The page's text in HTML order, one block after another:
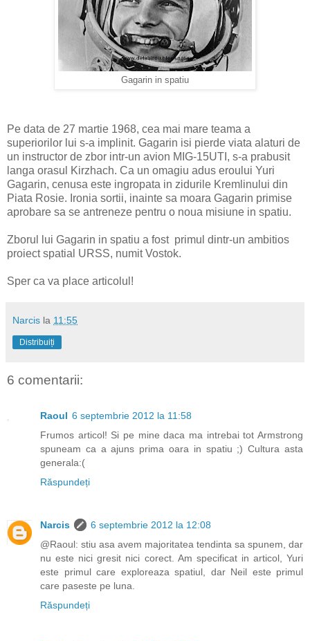
Gagarin in spatiu
Pe data de 27 martie 1968, cea mai mare teama a
superiorilor lui s-a implinit. Gagarin isi pierde viata alaturi de
un instructor de zbor intr-un avion MIG-15UTI, s-a prabusit
langa orasul Kirzhach. Ca un omagiu adus eroului Yuri
Gagarin, cenusa este ingropata in zidurile Kremlinului din
Piata Rosie. Ironia sortii, inainte sa moara Gagarin primise
aprobare sa se antreneze pentru o noua misiune in spatiu.
Zborul lui Gagarin in spatiu a fost primul dintr-un ambitios
proiect spatial URSS, numit Vostok.
Sper ca va place articolul!
Narcis la 11:55
Distribuiți
6 comentarii:
Raoul 6 septembrie 2012 la 11:58
Frumos articol! Si pe mine daca ma intrebai tot Armstrong
spuneam ca a ajuns prima oara in spatiu ;) Cultura asta
generala:(
Răspundeți
Narcis
6 septembrie 2012 la 12:08
@Raoul: stiu asa avem majoritatea tendinta sa spunem, dar
nu este nici gresit nici corect. Am specificat in articol, Yuri
este primul care exploreaza spatiul, dar Neil este primul
care paseste pe luna.
Răspundeți